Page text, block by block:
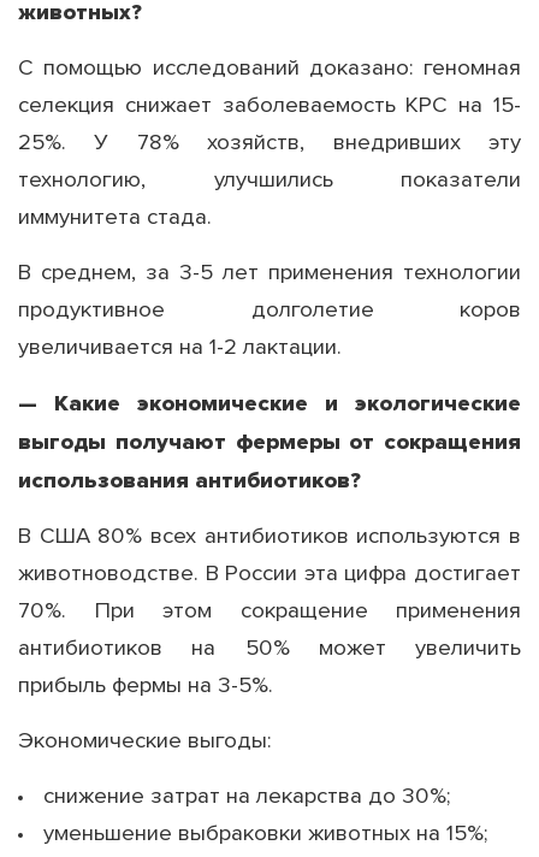
животных?
С помощью исследований доказано: геномная
селекция снижает заболеваемость КРС на 15-
25%. У 78% хозяйств, внедривших эту
технологию, улучшились показатели
иммунитета стада.
В среднем, за 3-5 лет применения технологии
продуктивное долголетие коров
увеличивается на 1-2 лактации.
— Какие экономические и экологические
выгоды получают фермеры от сокращения
использования антибиотиков?
В США 80% всех антибиотиков используются в
животноводстве. В России эта цифра достигает
70%. При этом сокращение применения
антибиотиков на 50% может увеличить
прибыль фермы на 3-5%.
Экономические выгоды:
снижение затрат на лекарства до 30%;
уменьшение выбраковки животных на 15%;